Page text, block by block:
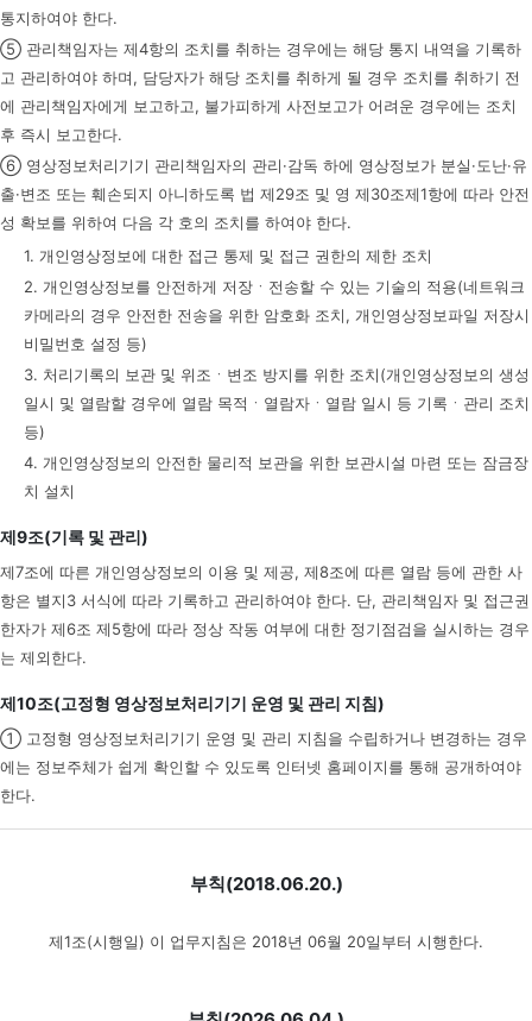
통지하여야 한다.
⑤ 관리책임자는 제4항의 조치를 취하는 경우에는 해당 통지 내역을 기록하
고 관리하여야 하며, 담당자가 해당 조치를 취하게 될 경우 조치를 취하기 전
에 관리책임자에게 보고하고, 불가피하게 사전보고가 어려운 경우에는 조치
후 즉시 보고한다.
⑥ 영상정보처리기기 관리책임자의 관리·감독 하에 영상정보가 분실·도난·유
출·변조 또는 훼손되지 아니하도록 법 제29조 및 영 제30조제1항에 따라 안전
성 확보를 위하여 다음 각 호의 조치를 하여야 한다.
1. 개인영상정보에 대한 접근 통제 및 접근 권한의 제한 조치
2. 개인영상정보를 안전하게 저장ㆍ전송할 수 있는 기술의 적용(네트워크
카메라의 경우 안전한 전송을 위한 암호화 조치, 개인영상정보파일 저장시
비밀번호 설정 등)
3. 처리기록의 보관 및 위조ㆍ변조 방지를 위한 조치(개인영상정보의 생성
일시 및 열람할 경우에 열람 목적ㆍ열람자ㆍ열람 일시 등 기록ㆍ관리 조치
등)
4. 개인영상정보의 안전한 물리적 보관을 위한 보관시설 마련 또는 잠금장
치 설치
제9조(기록 및 관리)
제7조에 따른 개인영상정보의 이용 및 제공, 제8조에 따른 열람 등에 관한 사
항은 별지3 서식에 따라 기록하고 관리하여야 한다. 단, 관리책임자 및 접근권
한자가 제6조 제5항에 따라 정상 작동 여부에 대한 정기점검을 실시하는 경우
는 제외한다.
제10조(고정형 영상정보처리기기 운영 및 관리 지침)
① 고정형 영상정보처리기기 운영 및 관리 지침을 수립하거나 변경하는 경우
에는 정보주체가 쉽게 확인할 수 있도록 인터넷 홈페이지를 통해 공개하여야
한다.
부칙(2018.06.20.)
제1조(시행일) 이 업무지침은 2018년 06월 20일부터 시행한다.